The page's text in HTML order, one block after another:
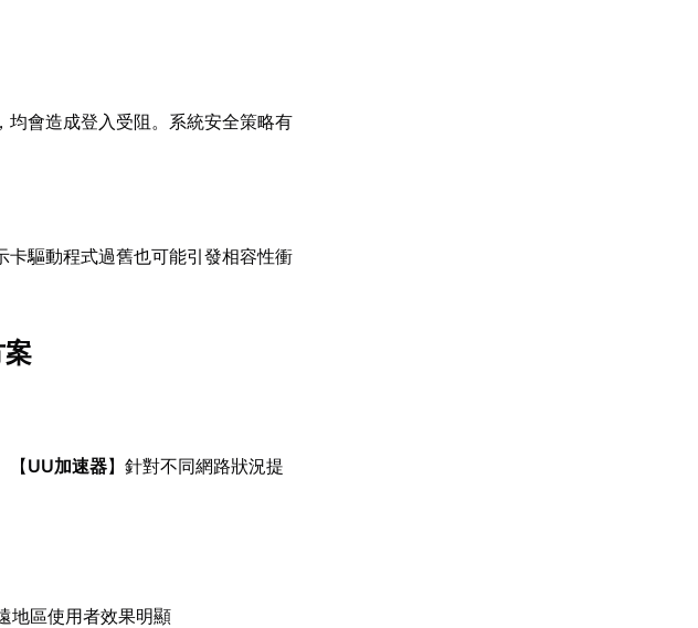
會造成登入受阻。系統安全策略有
驅動程式過舊也可能引發相容性衝
【UU加速器】針對不同網路狀況提
地區使用者效果明顯